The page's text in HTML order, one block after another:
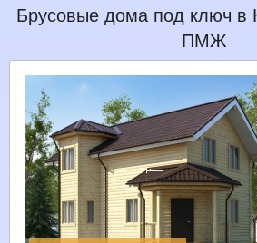
Брусовые дома под ключ в
ПМЖ